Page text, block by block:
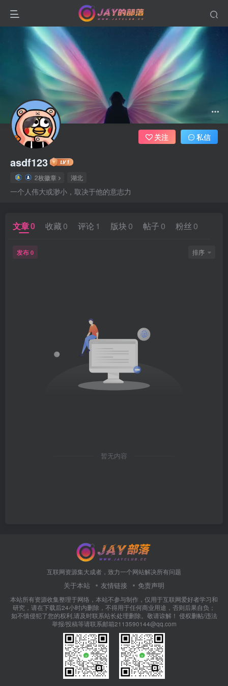
asdf123
2枚徽章 湖北
一个人伟大或渺小，取决于他的意志力
关注 私信
文章0 收藏 0 评论 1 版块 0 帖子 0 粉丝 0
发布 0 排序
暂无内容
互联网资源集大成者，致力一个网站解决所有问题
关于本站 友情链接 免责声明
本站所有资源收集整理于网络，本站不参与制作，仅用于互联网爱好者学习和
研究，请在下载后24小时内删除，不得用于任何商业用途，否则后果自负；
如不慎侵犯了您的权利,请及时联系站长处理删除。敬请谅解！ 侵权删帖/违法
举报/投稿等请联系邮箱2113590144@qq.com